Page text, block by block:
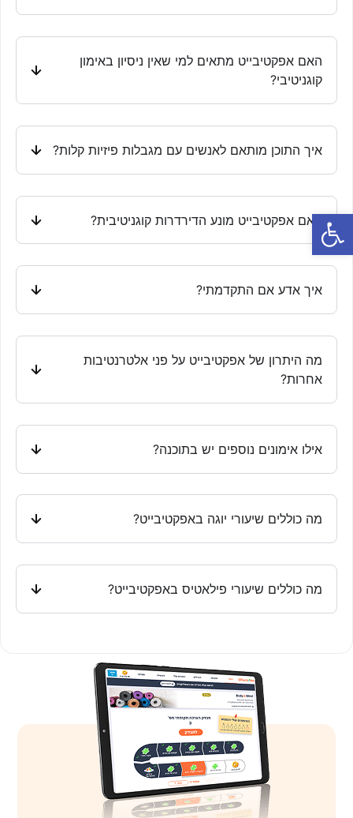
האם אפקטיבייט מתאים למי שאין ניסיון באימון
קוגניטיבי?
איך התוכן מותאם לאנשים עם מגבלות פיזיות קלות?
האם אפקטיבייט מונע הדירדרות קוגניטיבית?
איך אדע אם התקדמתי?
מה היתרון של אפקטיבייט על פני אלטרנטיבות
אחרות?
אילו אימונים נוספים יש בתוכנה?
מה כוללים שיעורי יוגה באפקטיבייט?
מה כוללים שיעורי פילאטיס באפקטיבייט?
פתח סרגל נגישות